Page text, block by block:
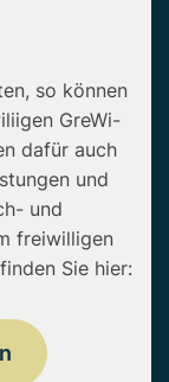
so können
GreWi-
dafür auch
und
und
freiwilligen
Sie hier: